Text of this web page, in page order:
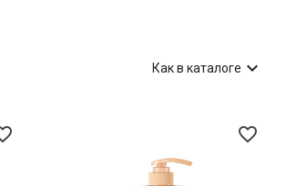
Как в каталоге 
favorite_border